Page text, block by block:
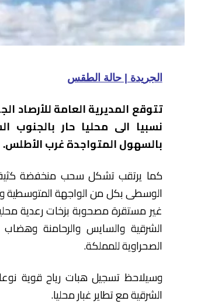
الجريدة | حالة الطقس
نسبيا الى محليا حار بالجنوب
بالسهول المتواجدة غرب الأطلس.
كما يرتقب تشكل سحب منخفضة
الوسطى بكل من الواجهة المتوسطية
غير مستقرة مصحوبة بزخات رعدية
الشرقية والسايس والرحامنة
الصحراوية للمملكة.
وسيلاحظ تسجيل هبات رياح قوية
الشرقية مع تطاير غبار محليا.